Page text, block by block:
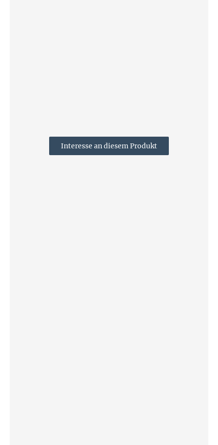
Interesse an diesem Produkt